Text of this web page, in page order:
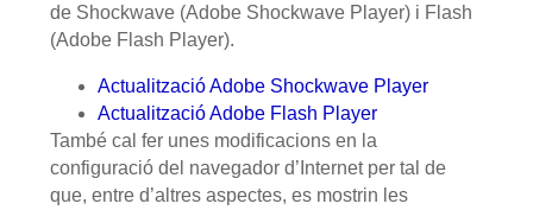
de Shockwave (Adobe Shockwave Player) i Flash
(Adobe Flash Player).
Actualització Adobe Shockwave Player
Actualització Adobe Flash Player
També cal fer unes modificacions en la
configuració del navegador d’Internet per tal de
que, entre d’altres aspectes, es mostrin les